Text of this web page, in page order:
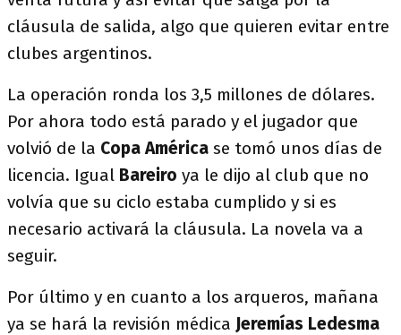
cláusula de salida, algo que quieren evitar entre
clubes argentinos.
La operación ronda los 3,5 millones de dólares.
Por ahora todo está parado y el jugador que
volvió de la Copa América se tomó unos días de
licencia. Igual Bareiro ya le dijo al club que no
volvía que su ciclo estaba cumplido y si es
necesario activará la cláusula. La novela va a
seguir.
Por último y en cuanto a los arqueros, mañana
ya se hará la revisión médica Jeremías Ledesma